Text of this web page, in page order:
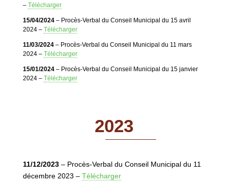
– Télécharger
15/04/2024– Procès-Verbal du Conseil Municipal du 15 avril
2024 – Télécharger
11/03/2024– Procès-Verbal du Conseil Municipal du 11 mars
2024 – Télécharger
15/01/2024– Procès-Verbal du Conseil Municipal du 15 janvier
2024 – Télécharger
2023
11/12/2023– Procès-Verbal du Conseil Municipal du 11
décembre 2023 – Télécharger